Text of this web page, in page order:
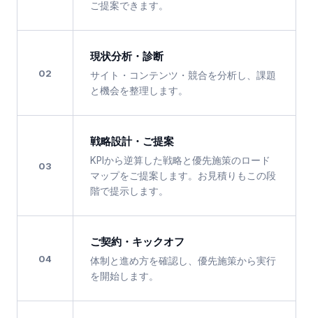
ご提案できます。
02
現状分析・診断
サイト・コンテンツ・競合を分析し、課題
と機会を整理します。
03
戦略設計・ご提案
KPIから逆算した戦略と優先施策のロード
マップをご提案します。お見積りもこの段
階で提示します。
04
ご契約・キックオフ
体制と進め方を確認し、優先施策から実行
を開始します。